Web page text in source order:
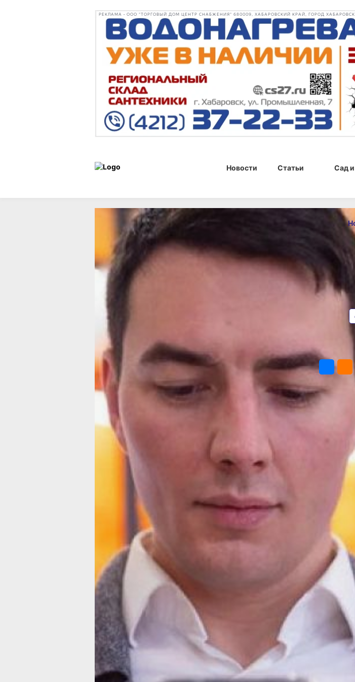
РЕКЛАМА • ООО "ТОРГОВЫЙ ДОМ ЦЕНТР СНАБЖЕНИЯ" 680009, ХАБАРОВСКИЙ КРАЙ, ГОРОД
Новости Статьи Сад
Эксперты рассказали
о самой
распространенном
вирусе на устройствах
абонентов
Фото:
пресс-служба ПАО «МегаФон»
Системы мониторинга киберугроз российского
федерального оператора зафиксировали рост числа
зараженных мобильных устройств. По итогам первого
полугодия 2026 года количество выявленных инцидентов
увеличилось на 70% год к году. Одновременно выросло
и число ресурсов, используемых злоумышленниками
для контроля устройств с вредоносами.
Первый заметный всплеск активности вредоносного ПО
аналитики оператора зафиксировали ещё весной прошлого
года. В марте 2025 года число выявленных инцидентов
оказалось в 6,6 раза выше, чем в феврале. В дальнейшем
показатели колебались, сохраняя общий тренд на рост.
Аналогичная ситуация наблюдалась и в текущем году:
пиковые значения были достигнуты уже в феврале.
По итогам шести месяцев 2026 года число выявленных
устройств с вредоносным программным обеспечением
выросло на 70% по сравнению с таким же периодом
прошлого года и на 21% относительно второго полугодия
Одной из самых распространённых угроз является Android-
троян* Mamont**. Если в прошлом году на него приходилось
10—12% всех выявленных нами заражений, то в текущем
году его доля выросла до 12—15%. При этом в последние
месяцы специалисты отмечают снижение темпов его
распространения: в мае количество выявлений
сократилось на 18% по сравнению с апрелем, а в июне —
ещё на 36% относительно мая. Несмотря на это, Mamont**
остаётся одной из наиболее массовых угроз и ежемесячно
затрагивает десятки тысяч мобильных устройств.
Дополнительным признаком роста активности
злоумышленников стало увеличение числа ресурсов,
используемых для координации заражённых устройств.
Например, если в первом полугодии 2025 года
специалисты выявляли лишь несколько десятков
управляющих серверов вредоносного ПО Mamont, то уже
30